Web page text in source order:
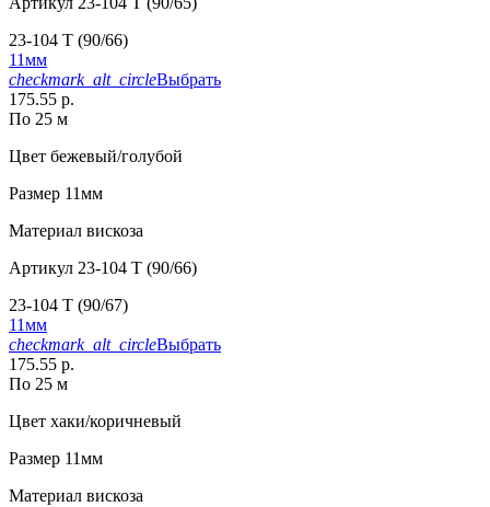
23-104 T (90/66)
11мм
checkmark_alt_circleВыбрать
175.55 р.
По 25 м
Цвет бежевый/голубой
Размер 11мм
Материал вискоза
Артикул 23-104 T (90/66)
23-104 T (90/67)
11мм
checkmark_alt_circleВыбрать
175.55 р.
По 25 м
Цвет хаки/коричневый
Размер 11мм
Материал вискоза